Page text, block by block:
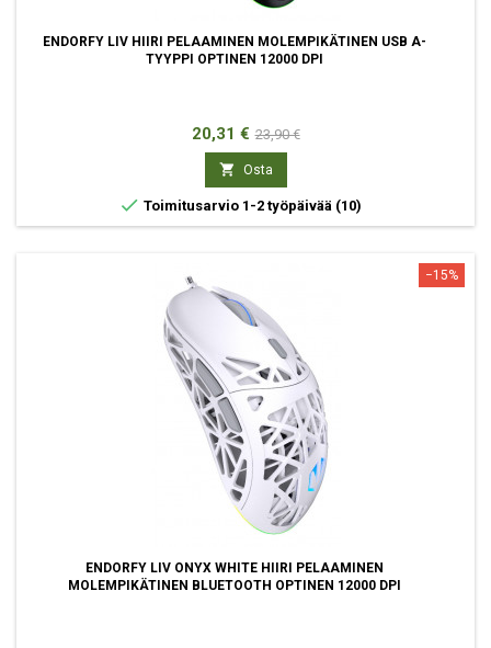
ENDORFY LIV HIIRI PELAAMINEN MOLEMPIKÄTINEN USB A-
TYYPPI OPTINEN 12000 DPI
Hinta
20,31 € Normaali
hinta
23,90 €
 Osta
 Toimitusarvio 1-2 työpäivää (10)
−15%
ENDORFY LIV ONYX WHITE HIIRI PELAAMINEN
MOLEMPIKÄTINEN BLUETOOTH OPTINEN 12000 DPI